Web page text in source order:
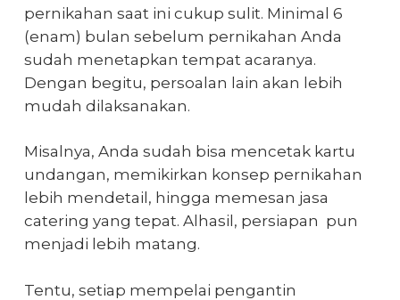
pernikahan saat ini cukup sulit. Minimal 6
(enam) bulan sebelum pernikahan Anda
sudah menetapkan tempat acaranya.
Dengan begitu, persoalan lain akan lebih
mudah dilaksanakan.
Misalnya, Anda sudah bisa mencetak kartu
undangan, memikirkan konsep pernikahan
lebih mendetail, hingga memesan jasa
catering yang tepat. Alhasil, persiapan pun
menjadi lebih matang.
Tentu, setiap mempelai pengantin